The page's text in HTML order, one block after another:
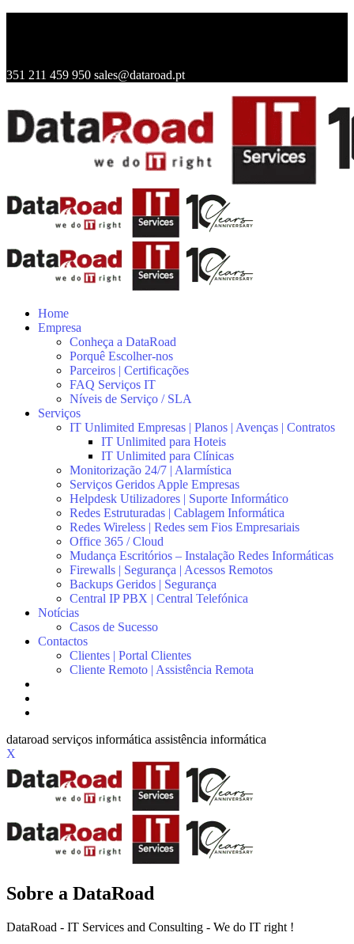
351 211 459 950 sales@dataroad.pt
Home
Empresa
Conheça a DataRoad
Porquê Escolher-nos
Parceiros | Certificações
FAQ Serviços IT
Níveis de Serviço / SLA
Serviços
IT Unlimited Empresas | Planos | Avenças | Contratos
IT Unlimited para Hoteis
IT Unlimited para Clínicas
Monitorização 24/7 | Alarmística
Serviços Geridos Apple Empresas
Helpdesk Utilizadores | Suporte Informático
Redes Estruturadas | Cablagem Informática
Redes Wireless | Redes sem Fios Empresariais
Office 365 / Cloud
Mudança Escritórios – Instalação Redes Informáticas
Firewalls | Segurança | Acessos Remotos
Backups Geridos | Segurança
Central IP PBX | Central Telefónica
Notícias
Casos de Sucesso
Contactos
Clientes | Portal Clientes
Cliente Remoto | Assistência Remota
X
Sobre a DataRoad
DataRoad - IT Services and Consulting - We do IT right !